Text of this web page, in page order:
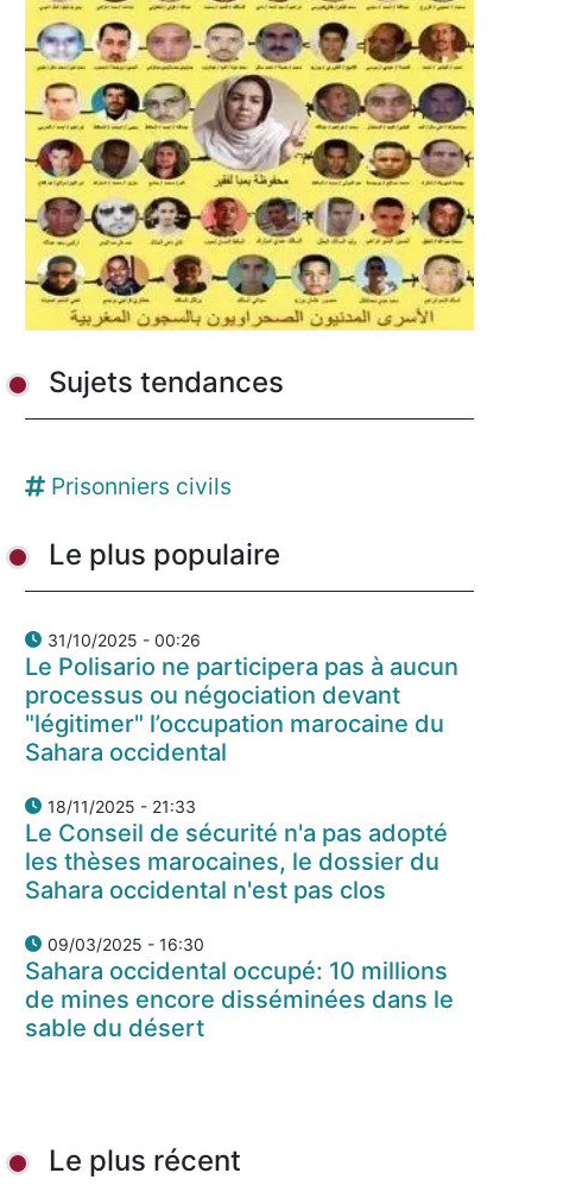
Sujets tendances
Prisonniers civils
Le plus populaire
31/10/2025 - 00:26
Le Polisario ne participera pas à aucun
processus ou négociation devant
"légitimer" l’occupation marocaine du
Sahara occidental
18/11/2025 - 21:33
Le Conseil de sécurité n'a pas adopté
les thèses marocaines, le dossier du
Sahara occidental n'est pas clos
09/03/2025 - 16:30
Sahara occidental occupé: 10 millions
de mines encore disséminées dans le
sable du désert
Le plus récent